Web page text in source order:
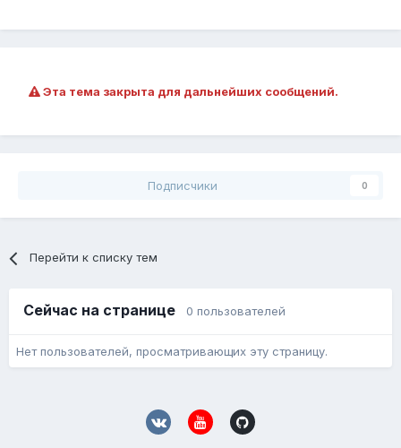
Эта тема закрыта для дальнейших сообщений.
Подписчики 0
Перейти к списку тем
Сейчас на странице 0 пользователей
Нет пользователей, просматривающих эту страницу.